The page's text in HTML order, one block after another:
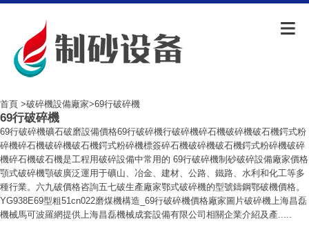
首頁 >破碎機設備廠家>69行破碎機
69行破碎機
69行破碎機礦石破磨設備價格69行破碎機行破碎機碎石機破碎機破石機鍔式粉
碎機碎石機破碎機破石機鍔式粉碎機標簽碎石機破碎機破石機鍔式粉碎機破碎
機碎石機破石機是工程用破碎設備中常用的 69行破碎機制砂破碎設備廠家價格
顎式破碎機顎破廣泛運用于礦山、冶金、建材、公路、鐵路、水利和化工等多
種行業。六九破價格咨詢五七破生產廠家鄂式破碎機的型號鑄鋼鄂破機價格。
YG938E69型粗51cn022磨煤機構造_69行破碎機價格廠家圖片破碎機上海昌磊
機械馬可波羅網提供上海昌磊機械成套設備有限公司相關企業介紹及產.....